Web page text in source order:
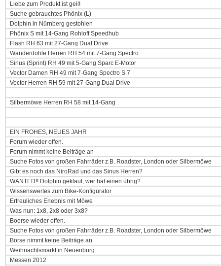
Liebe zum Produkt ist geil!
Suche gebrauchtes Phönix (L)
Dolphin in Nürnberg gestohlen
Phönix S mit 14-Gang Rohloff Speedhub
Flash RH 63 mit 27-Gang Dual Drive
Wanderdohle Herren RH 54 mit 7-Gang Spectro
Sinus (Sprint) RH 49 mit 5-Gang Sparc E-Motor
Vector Damen RH 49 mit 7-Gang Spectro S 7
Vector Herren RH 59 mit 27-Gang Dual Drive
Silbermöwe Herren RH 58 mit 14-Gang
EIN FROHES, NEUES JAHR
Forum wieder offen.
Forum nimmt keine Beiträge an
Suche Fotos von großen Fahrräder z.B. Roadster, London oder Silbermöwe
Gibt es noch das NiroRad und das Sinus Herren?
WANTED!! Dolphin geklaut, wer hat einen übrig?
Wissenswertes zum Bike-Konfigurator
Erfreuliches Erlebnis mit Möwe
Was nun: 1x8, 2x8 oder 3x8?
Boerse wieder offen.
Suche Fotos von großen Fahrräder z.B. Roadster, London oder Silbermöwe
Börse nimmt keine Beiträge an
Weihnachtsmarkt in Neuenburg
Messen 2012